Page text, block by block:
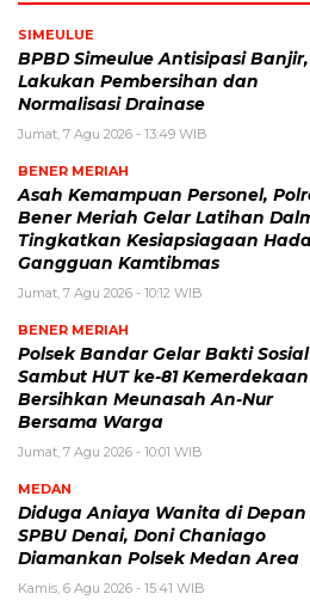
SIMEULUE
BPBD Simeulue Antisipasi Banjir,
Lakukan Pembersihan dan
Normalisasi Drainase
Jumat, 7 Agu 2026 - 13:49 WIB
BENER MERIAH
Asah Kemampuan Personel,
Bener Meriah Gelar Latihan
Tingkatkan Kesiapsiagaan
Gangguan Kamtibmas
Jumat, 7 Agu 2026 - 10:12 WIB
BENER MERIAH
Polsek Bandar Gelar Bakti Sosial
Sambut HUT ke-81 Kemerdekaan
Bersihkan Meunasah An-Nur
Bersama Warga
Jumat, 7 Agu 2026 - 10:01 WIB
MEDAN
Diduga Aniaya Wanita di Depan
SPBU Denai, Doni Chaniago
Diamankan Polsek Medan Area
Kamis, 6 Agu 2026 - 15:41 WIB